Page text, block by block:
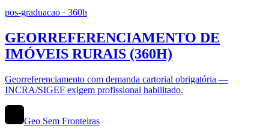
pos-graduacao · 360h
GEORREFERENCIAMENTO DE
IMÓVEIS RURAIS (360H)
Georreferenciamento com demanda cartorial obrigatória —
INCRA/SIGEF exigem profissional habilitado.
Geo Sem Fronteiras